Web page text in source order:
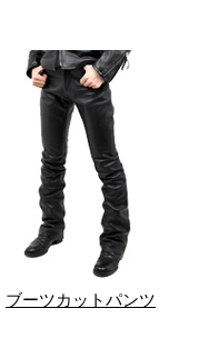
ブーツカットパンツ